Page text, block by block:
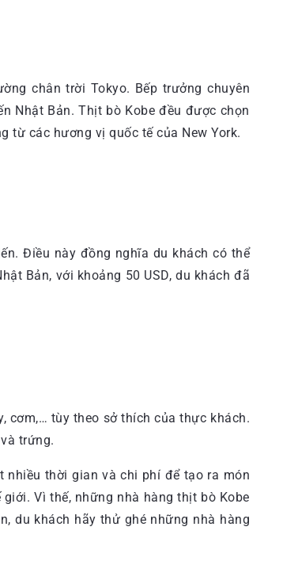
chân trời Tokyo. Bếp trưởng chuyên
Nhật Bản. Thịt bò Kobe đều được chọn
từ các hương vị quốc tế của New York.
Điều này đồng nghĩa du khách có thể
Bản, với khoảng 50 USD, du khách đã
cơm,… tùy theo sở thích của thực khách.
trứng.
thời gian và chi phí để tạo ra món
Vì thế, những nhà hàng thịt bò Kobe
du khách hãy thử ghé những nhà hàng